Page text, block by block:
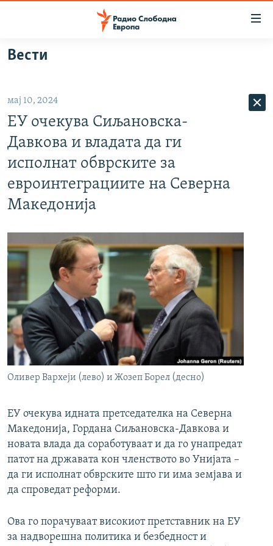
Оди
на
главната
навигација
на
пребарување
ВИЗУЕЛНО
ШТО ТРЕБА ДА ЗНАЕТЕ
ПРИЈАВИ СЕ ЗА ЊУЗЛЕТЕР
ПОДКАСТ ЗОШТО?
РСЕ веб страници
Вести
мај 10, 2024
ЕУ очекува Сиљановска-
Давкова и владата да ги
исполнат обврските за
евроинтеграциите на Северна
Македонија
Оливер Вархеји (лево) и Жозеп Борел (десно)
ЕУ очекува идната претседателка на Северна
Македонија, Гордана Сиљановска-Давкова и
новата влада да соработуваат и да го унапредат
патот на државата кон членството во Унијата –
да ги исполнат обврските што ги има земјава и
да спроведат реформи.
Ова го порачуваат високиот претставник на ЕУ
за надворешна политика и безбедност и